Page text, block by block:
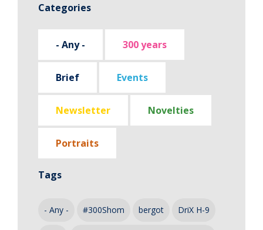
Categories
- Any - 300 years
Brief Events
Newsletter Novelties
Portraits
Tags
- Any - #300Shom bergot DriX H-9